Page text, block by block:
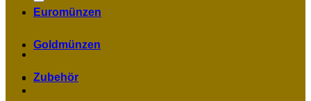
Euromünzen
Goldmünzen
Zubehör